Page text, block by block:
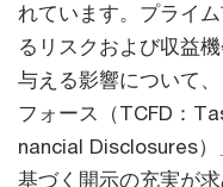
れています。プライ
るリスクおよび収益
与える影響について
フォース（TCFD：
nancial Disclosures
基づく開示の充実が